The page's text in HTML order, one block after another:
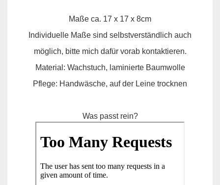
Maße ca. 17 x 17 x 8cm
Individuelle Maße sind selbstverständlich auch
möglich, bitte mich dafür vorab kontaktieren.
Material: Wachstuch, laminierte Baumwolle
Pflege: Handwäsche, auf der Leine trocknen
Was passt rein?